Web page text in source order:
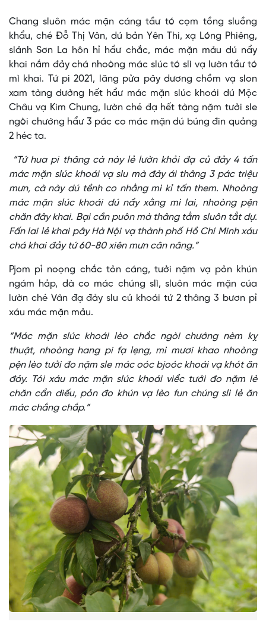
Chang sluôn mác mặn cáng tầư tó cọm tồng sluồng
khẩu, ché Đỗ Thị Vân, dú bản Yên Thi, xạ Lóng Phiêng,
slảnh Sơn La hôn hỉ hẩư chắc, mác mặn mảu dú nẩy
khai nắm đảy chá nhoòng mác slúc tó slì vạ lườn tầư tó
mì khai. Tứ pi 2021, lăng pửa pây dương chồm vạ slon
xam tàng dưởng hết hẩư mác mặn slúc khoái dú Mộc
Châu vạ Kim Chung, lườn ché đạ hết tàng nặm tưởi sle
ngòi chướng hẩư 3 pác co mác mặn dú búng đin quảng
2 héc ta.
“Tứ hua pi thâng cà này lẻ lườn khỏi đạ củ đảy 4 tấn
mác mặn slúc khoái vạ slu mà đảy ái thâng 3 pác triệu
mưn, cà này dú tềnh co nhằng mì kỉ tấn them. Nhoòng
mác mặn slúc khoái dú nẩy xằng mì lai, nhoòng pện
chăn đây khai. Bại cần puôn mà thâng tẳm sluôn tẳt dự.
Fấn lai lẻ khai pây Hà Nội vạ thành phố Hồ Chí Minh xáu
chá khai đảy tứ 60-80 xiên mưn cân nâng.”
Pjom pỉ noọng chắc tỏn cáng, tưởi nặm vạ pỏn khún
ngám hảp, dà co mác chúng slì, sluôn mác mặn cúa
lườn ché Vân đạ đảy slu củ khoái tứ 2 thâng 3 bươn pỉ
xáu mác mặn mảu.
“Mác mặn slúc khoái lèo chắc ngòi chướng nèm kỵ
thuật, nhoòng hang pi fạ lẹng, mì mươi khao nhoòng
pện lèo tưởi đo nặm sle mác oóc bjoóc khoái vạ khót ăn
đảy. Tói xáu mác mặn slúc khoái viểc tưởi đo nặm lẻ
chăn cẩn diếu, pỏn đo khún vạ lèo fun chúng slì lẻ ăn
mác chắng chắp.”